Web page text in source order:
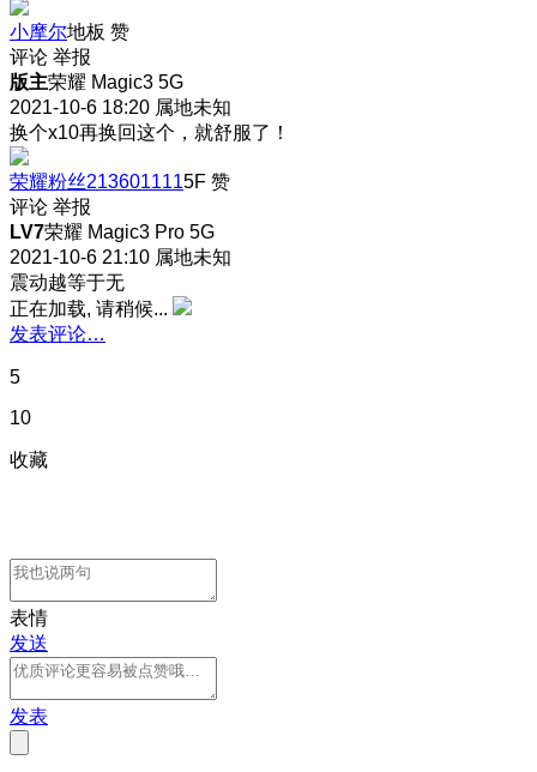
小摩尔地板 赞
评论 举报
版主荣耀 Magic3 5G
2021-10-6 18:20 属地未知
换个x10再换回这个，就舒服了！
荣耀粉丝2136011115F 赞
评论 举报
LV7荣耀 Magic3 Pro 5G
2021-10-6 21:10 属地未知
震动越等于无
正在加载, 请稍候...
发表评论…
5
10
收藏
表情
发送
发表